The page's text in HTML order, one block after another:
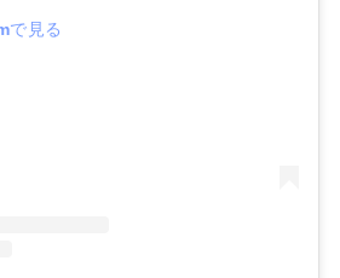
で見る